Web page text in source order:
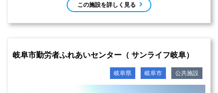
この施設を詳しく見る
岐阜市勤労者ふれあいセンター（ サンライフ岐阜）
岐阜県 岐阜市 公共施設